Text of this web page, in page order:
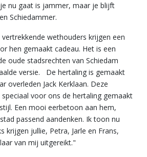
nu gaat is jammer, maar je blijft
Schiedammer.
wethouders krijgen een
hen gemaakt cadeau. Het is een
oude stadsrechten van Schiedam
versie. De hertaling is gemaakt
overleden Jack Kerklaan. Deze
voor ons de hertaling gemaakt
Een mooi eerbetoon aan hem,
passend aandenken. Ik toon nu
krijgen jullie, Petra, Jarle en Frans,
van mij uitgereikt."